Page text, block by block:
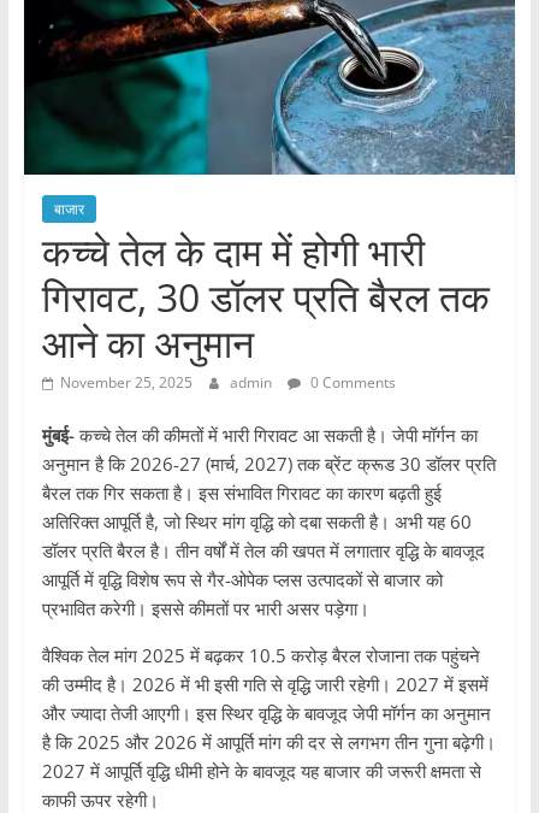
बाजार
कच्चे तेल के दाम में होगी भारी
गिरावट, 30 डॉलर प्रति बैरल तक
आने का अनुमान
November 25, 2025 admin 0 Comments
मुंबई-कच्चे तेल की कीमतों में भारी गिरावट आ सकती है। जेपी मॉर्गन का
अनुमान है कि 2026-27 (मार्च, 2027) तक ब्रेंट क्रूड 30 डॉलर प्रति
बैरल तक गिर सकता है। इस संभावित गिरावट का कारण बढ़ती हुई
अतिरिक्त आपूर्ति है, जो स्थिर मांग वृद्धि को दबा सकती है। अभी यह 60
डॉलर प्रति बैरल है। तीन वर्षों में तेल की खपत में लगातार वृद्धि के बावजूद
आपूर्ति में वृद्धि विशेष रूप से गैर-ओपेक प्लस उत्पादकों से बाजार को
प्रभावित करेगी। इससे कीमतों पर भारी असर पड़ेगा।
वैश्विक तेल मांग 2025 में बढ़कर 10.5 करोड़ बैरल रोजाना तक पहुंचने
की उम्मीद है। 2026 में भी इसी गति से वृद्धि जारी रहेगी। 2027 में इसमें
और ज्यादा तेजी आएगी। इस स्थिर वृद्धि के बावजूद जेपी मॉर्गन का अनुमान
है कि 2025 और 2026 में आपूर्ति मांग की दर से लगभग तीन गुना बढ़ेगी।
2027 में आपूर्ति वृद्धि धीमी होने के बावजूद यह बाजार की जरूरी क्षमता से
काफी ऊपर रहेगी।